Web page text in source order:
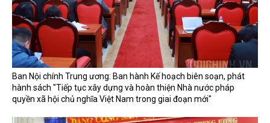
Ban Nội chính Trung ương: Ban hành Kế hoạch biên soạn, phát
hành sách "Tiếp tục xây dựng và hoàn thiện Nhà nước pháp
quyền xã hội chủ nghĩa Việt Nam trong giai đoạn mới"